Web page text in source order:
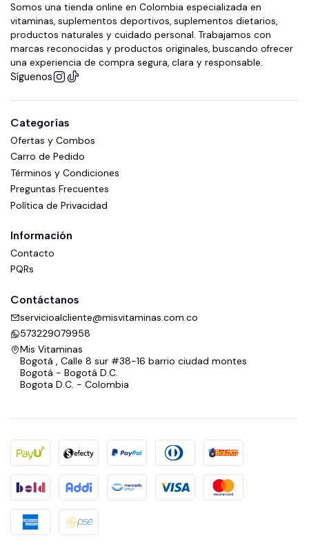
Somos una tienda online en Colombia especializada en
vitaminas, suplementos deportivos, suplementos dietarios,
productos naturales y cuidado personal. Trabajamos con
marcas reconocidas y productos originales, buscando ofrecer
una experiencia de compra segura, clara y responsable.
Síguenos
Categorías
Ofertas y Combos
Carro de Pedido
Términos y Condiciones
Preguntas Frecuentes
Política de Privacidad
Información
Contacto
PQRs
Contáctanos
servicioalcliente@misvitaminas.com.co
573229079958
Mis Vitaminas
Bogotá , Calle 8 sur #38-16 barrio ciudad montes
Bogotá - Bogotá D.C.
Bogota D.C. - Colombia